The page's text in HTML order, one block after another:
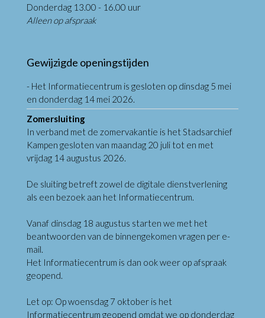
Donderdag 13.00 - 16.00 uur
Alleen op afspraak
Gewijzigde openingstijden
- Het Informatiecentrum is gesloten op dinsdag 5 mei
en donderdag 14 mei 2026.
Zomersluiting
In verband met de zomervakantie is het Stadsarchief
Kampen gesloten van maandag 20 juli tot en met
vrijdag 14 augustus 2026.
De sluiting betreft zowel de digitale dienstverlening
als een bezoek aan het Informatiecentrum.
Vanaf dinsdag 18 augustus starten we met het
beantwoorden van de binnengekomen vragen per e-
mail.
Het Informatiecentrum is dan ook weer op afspraak
geopend.
Let op: Op woensdag 7 oktober is het
Informatiecentrum geopend omdat we op donderdag